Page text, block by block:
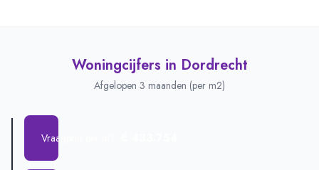
Woningcijfers in Dordrecht
Afgelopen 3 maanden (per m2)
Vraagprijs per m2